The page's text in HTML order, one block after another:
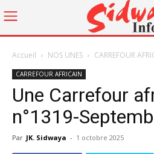
Accueil NOS UNES CARREFOUR
CARREFOUR AFRICAIN
Une Carrefour
n°1319-
Par JK. Sidwaya - 1 octobre 2025